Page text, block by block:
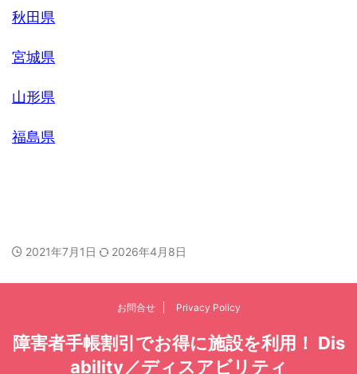
秋田県
宮城県
山形県
福島県
2021年7月1日 2026年4月8日
お問合せ Privacy Policy
障害者手帳割引でお得に施設を利用！ Dis
ability／ディスアビリティ